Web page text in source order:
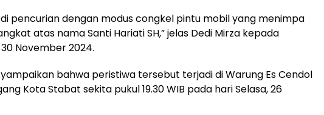
pencurian dengan modus congkel pintu mobil yang menimpa
atas nama Santi Hariati SH,” jelas Dedi Mirza kepada
November 2024.
bahwa peristiwa tersebut terjadi di Warung Es Cendol
Kota Stabat sekita pukul 19.30 WIB pada hari Selasa, 26